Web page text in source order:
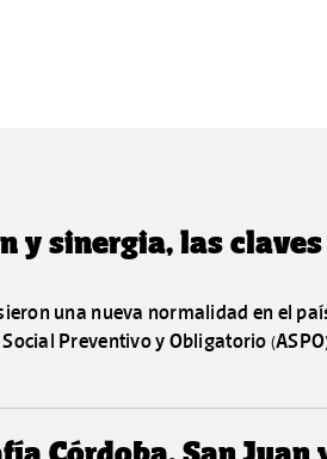
y sinergia, las
una nueva normalidad en el
Preventivo y Obligatorio